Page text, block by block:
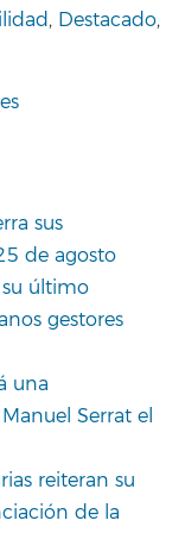
, Destacado,
sus
de agosto
su último
gestores
una
Serrat el
reiteran su
de la